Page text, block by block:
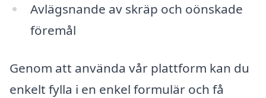
Avlägsnande av skräp och oönskade
föremål
Genom att använda vår plattform kan du
enkelt fylla i en enkel formulär och få